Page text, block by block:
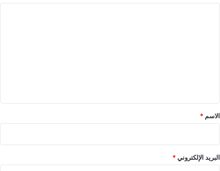
*
الاسم *
البريد الإلكتروني*